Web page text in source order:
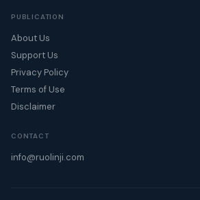
PUBLICATION
About Us
Support Us
Privacy Policy
Terms of Use
Disclaimer
CONTACT
info@ruolinji.com